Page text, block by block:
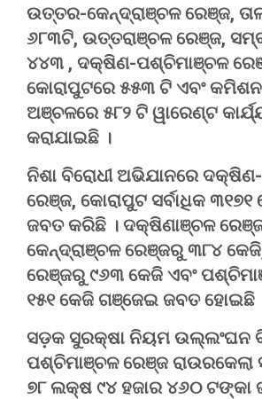
ଉତ୍ତର-କେନ୍ଦ୍ରାଞ୍ଚଳ ରେଞ୍ଜ,
୬୮୩ଟି, ଉତ୍ତରାଞ୍ଚଳ ରେଞ୍ଜ,
୪୪୩ , ଦକ୍ଷିଣ-ପଶ୍ଚିମାଞ୍ଚଳ
କୋରାପୁଟରେ ୫୫୩ ଟି ଏବଂ
ଅଞ୍ଚଳରେ ୫୮୨ ଟି ୱାରେଣ୍ଟ
କରାଯାଇଛି ।
ନିଶା ବିରୋଧୀ ଅଭିଯାନରେ
ରେଞ୍ଜ, କୋରାପୁଟ ସର୍ବାଧିକ
ଜବତ କରିଛି । ଦକ୍ଷିଣାଞ୍ଚଳ
କେନ୍ଦ୍ରାଞ୍ଚଳ ରେଞ୍ଜରୁ ୩୮୪
ରେଞ୍ଜରୁ ୯୬୩ କେଜି ଏବଂ
୧୫୧ କେଜି ଗଞ୍ଜେଇ ଜବତ ହୋଇଛି
ସଡ଼କ ସୁରକ୍ଷା ନିୟମ ଉଲ୍ଲଂଘନ
ପଶ୍ଚିମାଞ୍ଚଳ ରେଞ୍ଜ ରାଉରକେଲା
୭୮ ଲକ୍ଷ ୯୪ ହଜାର ୪୬୦ ଟଙ୍କା